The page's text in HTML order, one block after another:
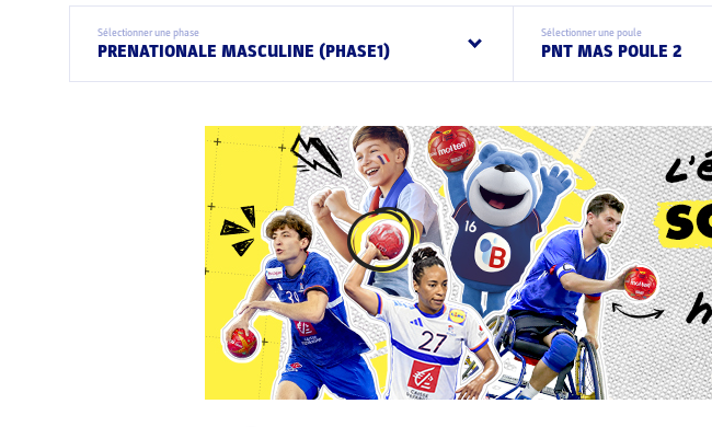
Sélectionner une phase
PRENATIONALE MASCULINE (PHASE1)
Sélectionner une poule
PNT MAS POULE 2